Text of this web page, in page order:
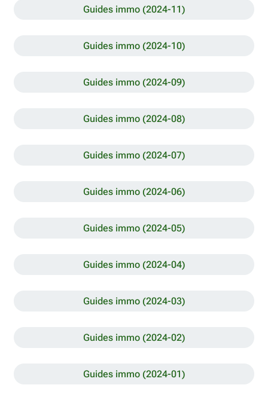
Guides immo (2024-11)
Guides immo (2024-10)
Guides immo (2024-09)
Guides immo (2024-08)
Guides immo (2024-07)
Guides immo (2024-06)
Guides immo (2024-05)
Guides immo (2024-04)
Guides immo (2024-03)
Guides immo (2024-02)
Guides immo (2024-01)